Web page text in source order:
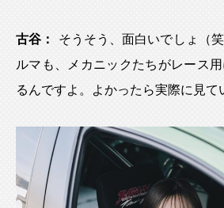
古谷：
そうそう、面白いでしょ（
ルマも、メカニックたちがレース
るんですよ。よかったら実際に見て